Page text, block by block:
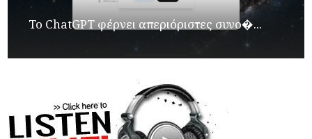
Το ChatGPT φέρνει απεριόριστες συνο�...